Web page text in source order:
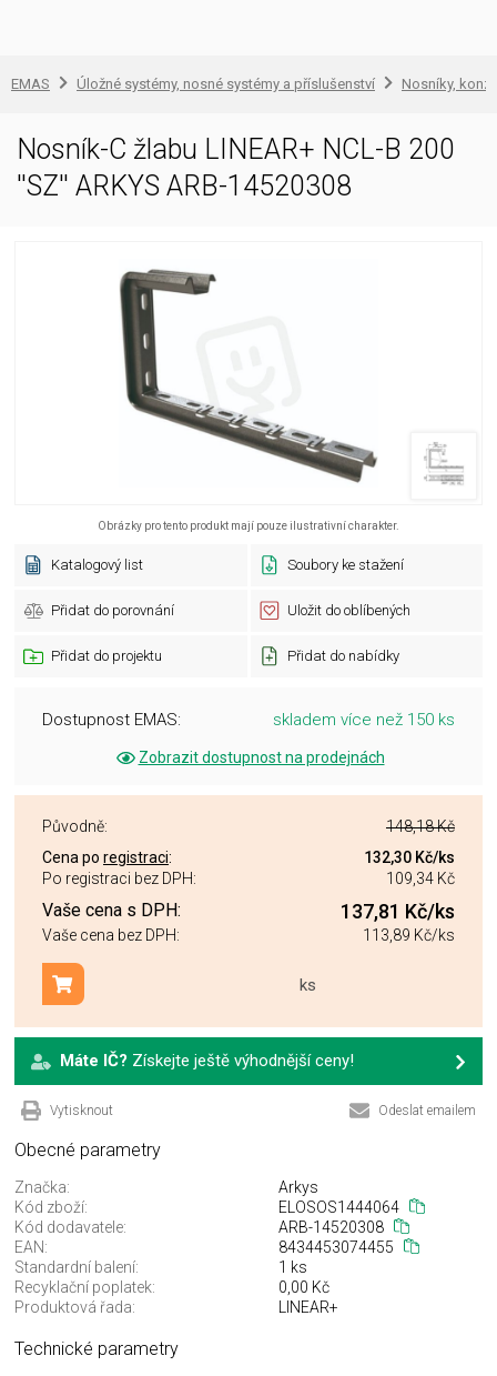
EMAS Úložné systémy, nosné systémy a příslušenství Nosníky,
Nosník-C žlabu LINEAR+ NCL-B 200
''SZ'' ARKYS ARB-14520308
Obrázky pro tento produkt mají pouze ilustrativní charakter.
Katalogový list Soubory ke stažení
Přidat do porovnání Uložit do oblíbených
Přidat do projektu Přidat do nabídky
Dostupnost EMAS: skladem více než 150 ks
Zobrazit dostupnost na prodejnách
Původně:
148,18 Kč
Cena po registraci: 132,30 Kč/ks
Po registraci bez DPH:
109,34 Kč
Vaše cena s DPH: 137,81 Kč/ks
Vaše cena bez DPH: 113,89 Kč/ks
ks
Přidat do košíku
Máte IČ? Získejte ještě výhodnější ceny!
Vytisknout Odeslat emailem
Obecné parametry
Značka:
Arkys
Kód zboží:
ELOSOS1444064
Kód dodavatele:
ARB-14520308
EAN:
8434453074455
Standardní balení:
1 ks
Recyklační poplatek:
0,00 Kč
Produktová řada:
LINEAR+
Technické parametry